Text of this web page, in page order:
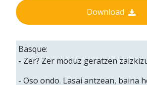
Download
Basque:
- Zer? Zer moduz geratzen
- Oso ondo. Lasai antzean, baina